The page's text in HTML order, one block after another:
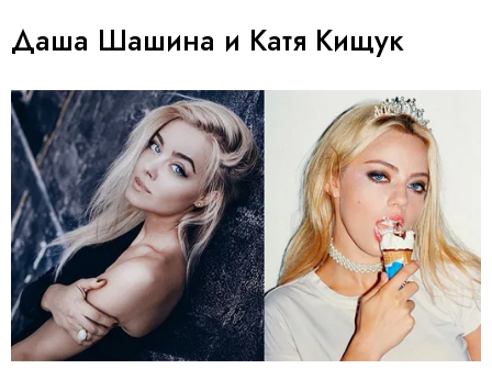
Даша Шашина и Катя Кищук